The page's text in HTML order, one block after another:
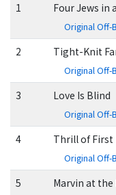
1
Four Jews in
Original Off-
2 Tight-Knit
Original Off-
3 Love Is Blind
Original Off-
4 Thrill of First
Original Off-
5 Marvin at